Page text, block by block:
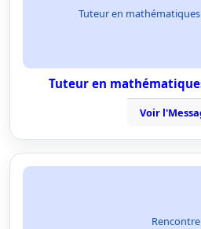
Tuteur en
Tuteur en
Voir
Rencontre